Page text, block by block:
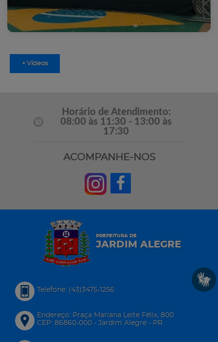
+ Vídeos
Horário de Atendimento:
08:00 às 11:30 - 13:00 às
17:30
ACOMPANHE-NOS
PREFEITURA DE
JARDIM ALEGRE
Telefone: (43)3475-1256
Endereço: Praça Mariana Leite Félix, 800
CEP: 86860-000 - Jardim Alegre - PR